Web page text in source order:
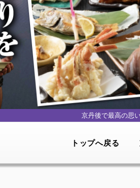
京丹後で最高の思
トップへ戻る